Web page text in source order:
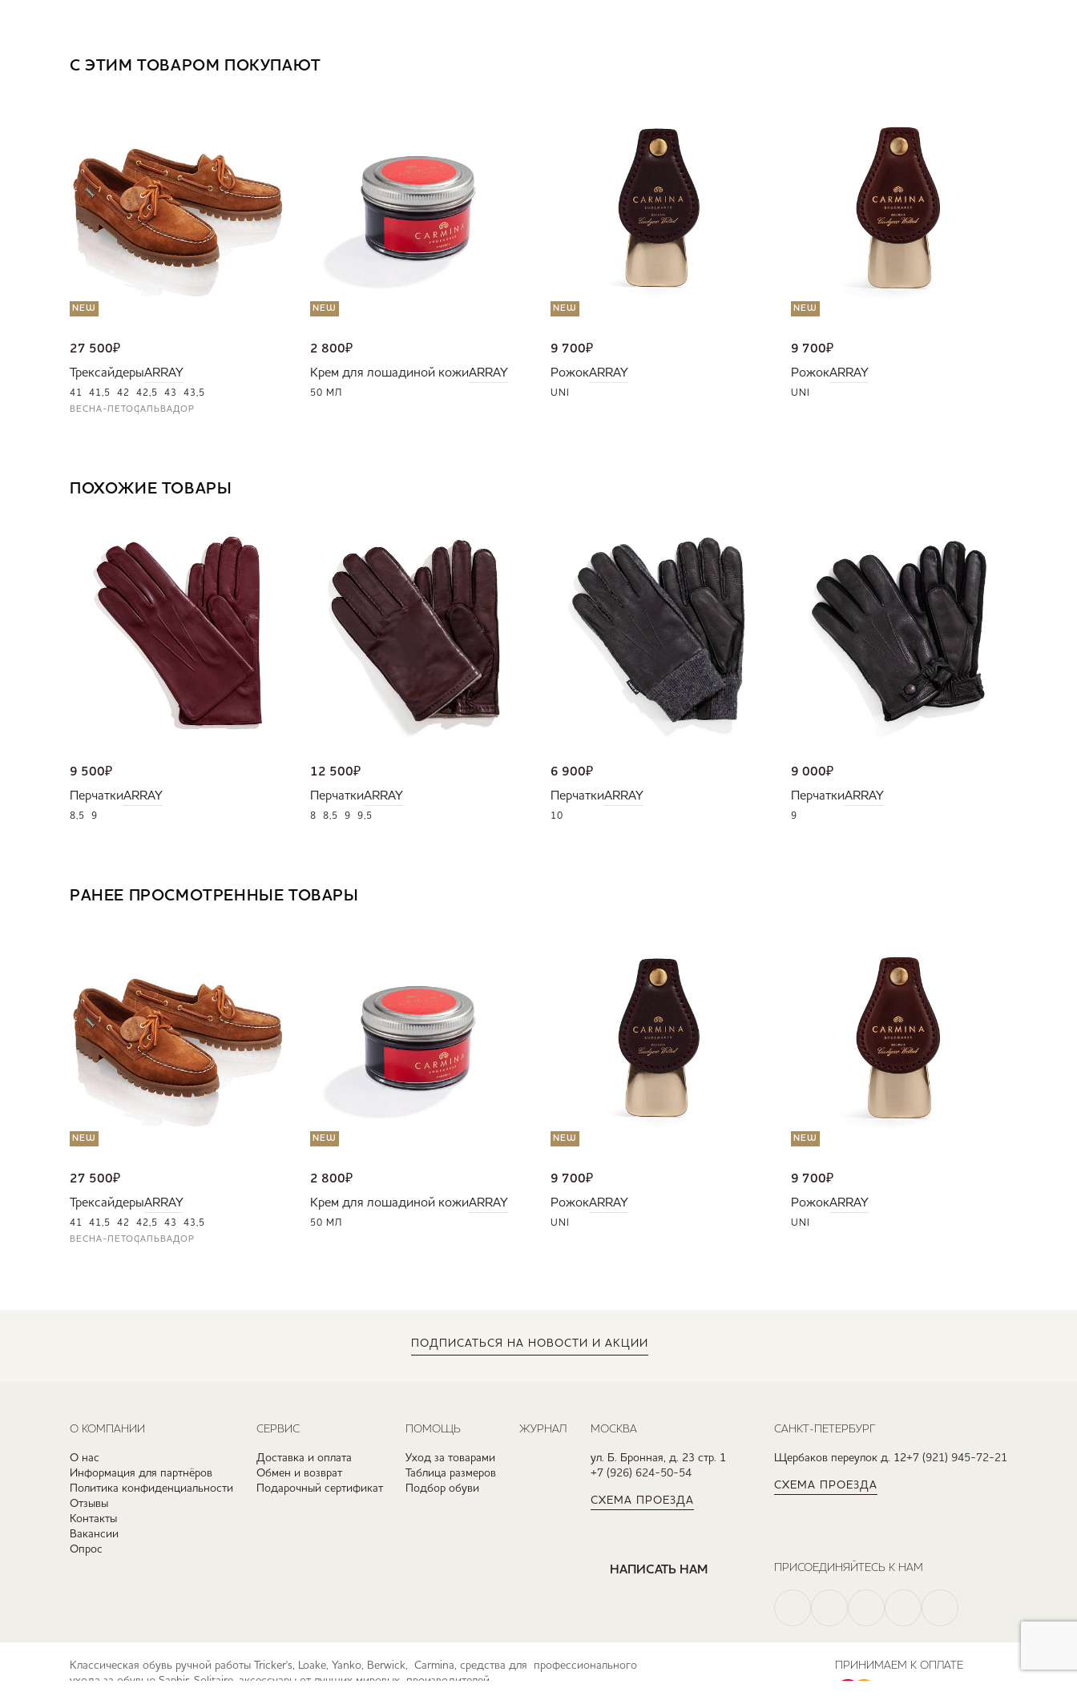
С ЭТИМ ТОВАРОМ ПОКУПАЮТ
NEW
27 500₽
ТрексайдерыARRAY
41 41,5 42 42,5 43 43,5
ВЕСНА-ЛЕТОСАЛЬВАДОР
NEW
2 800₽
Крем для лошадиной кожиARRAY
50 МЛ
NEW
9 700₽
РожокARRAY
UNI
NEW
9 700₽
РожокARRAY
UNI
ПОХОЖИЕ ТОВАРЫ
9 500₽
ПерчаткиARRAY
8,5 9
12 500₽
ПерчаткиARRAY
8 8,5 9 9,5
6 900₽
ПерчаткиARRAY
10
9 000₽
ПерчаткиARRAY
9
РАНЕЕ ПРОСМОТРЕННЫЕ ТОВАРЫ
NEW
27 500₽
ТрексайдерыARRAY
41 41,5 42 42,5 43 43,5
ВЕСНА-ЛЕТОСАЛЬВАДОР
NEW
2 800₽
Крем для лошадиной кожиARRAY
50 МЛ
NEW
9 700₽
РожокARRAY
UNI
NEW
9 700₽
РожокARRAY
UNI
ПОДПИСАТЬСЯ НА НОВОСТИ И АКЦИИ
О КОМПАНИИ
О нас
Информация для партнёров
Политика конфиденциальности
Отзывы
Контакты
Вакансии
Опрос
СЕРВИС
Доставка и оплата
Обмен и возврат
Подарочный сертификат
ПОМОЩЬ
Уход за товарами
Таблица размеров
Подбор обуви
ЖУРНАЛ МОСКВА
ул. Б. Бронная, д. 23 стр. 1
+7 (926) 624-50-54
СХЕМА ПРОЕЗДА
САНКТ-ПЕТЕРБУРГ
Щербаков переулок д. 12+7 (921) 945-72-21
СХЕМА ПРОЕЗДА
НАПИСАТЬ НАМ ПРИСОЕДИНЯЙТЕСЬ К НАМ
Классическая обувь ручной работы Tricker's, Loake, Yanko, Berwick, Carmina, средства для профессионального
ухода за обувью Saphir, Solitaire, аксессуары от лучших мировых производителей
ПРИНИМАЕМ К ОПЛАТЕ